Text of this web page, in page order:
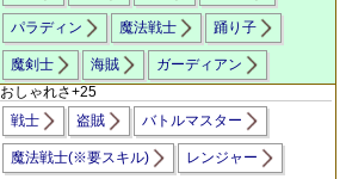
パラディン 魔法戦士 踊り子
魔剣士 海賊 ガーディアン
おしゃれさ+25
戦士
盗賊 バトルマスター
魔法戦士(※要スキル) レンジャー